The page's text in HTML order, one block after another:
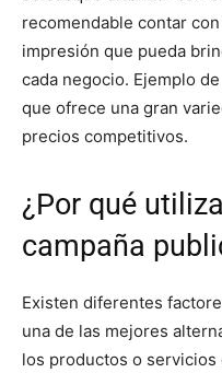
recomendable contar
impresión que pueda
cada negocio. Ejemplo
que ofrece una gran
precios competitivos.
¿Por qué
campaña
Existen diferentes
una de las mejores
los productos o servicios